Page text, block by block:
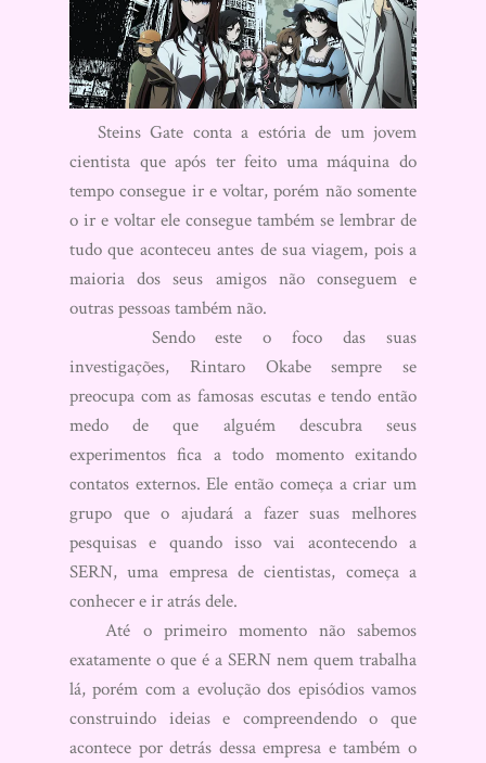
Steins Gate conta a estória de um jovem
cientista que após ter feito uma máquina do
tempo consegue ir e voltar, porém não somente
o ir e voltar ele consegue também se lembrar de
tudo que aconteceu antes de sua viagem, pois a
maioria dos seus amigos não conseguem e
outras pessoas também não.
Sendo este o foco das suas
investigações, Rintaro Okabe sempre se
preocupa com as famosas escutas e tendo então
medo de que alguém descubra seus
experimentos fica a todo momento exitando
contatos externos. Ele então começa a criar um
grupo que o ajudará a fazer suas melhores
pesquisas e quando isso vai acontecendo a
SERN, uma empresa de cientistas, começa a
conhecer e ir atrás dele.
Até o primeiro momento não sabemos
exatamente o que é a SERN nem quem trabalha
lá, porém com a evolução dos episódios vamos
construindo ideias e compreendendo o que
acontece por detrás dessa empresa e também o